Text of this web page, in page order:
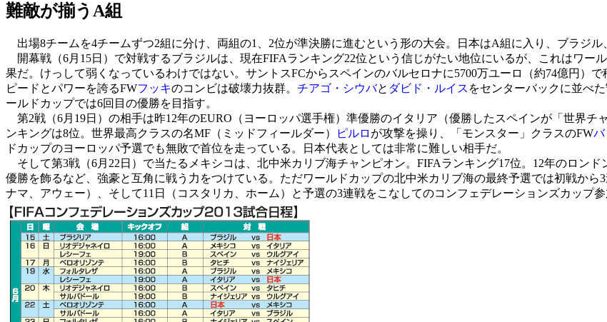
難敵が揃うA組
出場8チームを4チームずつ2組に分け、両組の1、2位が準決勝に進むという形の大会。日本はA組に入り、ブラジル
開幕戦（6月15日）で対戦するブラジルは、現在FIFAランキング22位という信じがたい地位にいるが、これはワー
果だ。けっして弱くなっているわけではない。サントスFCからスペインのバルセロナに5700万ユーロ（約74億円）で
ピードとパワーを誇るFWフッキのコンビは破壊力抜群。 チアゴ・シウバと ダビド・ルイス をセンターバックに並べ
ールドカップでは6回目の優勝を目指す。
第2戦（6月19日）の相手は昨12年のEURO（ヨーロッパ選手権）準優勝のイタリア（優勝したスペインが「世界チ
ンキングは8位。世界最高クラスの名MF（ミッドフィールダー）
ピルロ が攻撃を操り、「モンスター」クラスのFWバ
ドカップのヨーロッパ予選でも無敗で首位を走っている。日本代表としては非常に難しい相手だ。
そして第3戦（6月22日）で当たるメキシコは、北中米カリブ海チャンピオン。FIFAランキング17位。12年のロン
優勝を飾るなど、強豪と互角に戦う力をつけている。ただワールドカップの北中米カリブ海の最終予選では初戦か
ナマ、アウェー）、そして11日（コスタリカ、ホーム）と予選の3連戦をこなしてのコンフェデレーションズカップ